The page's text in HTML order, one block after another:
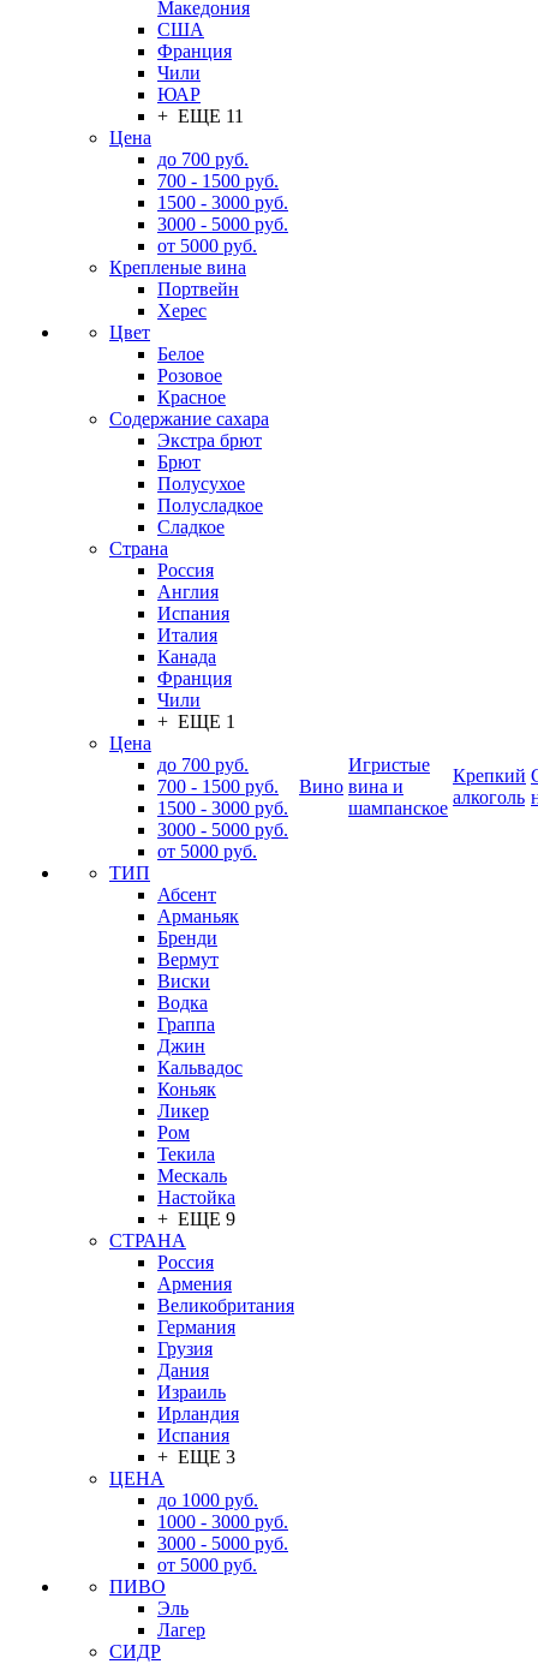
Македония
США
Франция
Чили
ЮАР
+ ЕЩЕ 11
Цена
до 700 руб.
700 - 1500 руб.
1500 - 3000 руб.
3000 - 5000 руб.
от 5000 руб.
Крепленые вина
Портвейн
Херес
Цвет
Белое
Розовое
Красное
Содержание сахара
Экстра брют
Брют
Полусухое
Полусладкое
Сладкое
Страна
Россия
Англия
Испания
Италия
Канада
Франция
Чили
+ ЕЩЕ 1
Цена
до 700 руб.
700 - 1500 руб.
1500 - 3000 руб.
3000 - 5000 руб.
от 5000 руб.
ТИП
Абсент
Арманьяк
Бренди
Вермут
Виски
Водка
Граппа
Джин
Кальвадос
Коньяк
Ликер
Ром
Текила
Мескаль
Настойка
+ ЕЩЕ 9
СТРАНА
Россия
Армения
Великобритания
Германия
Грузия
Дания
Израиль
Ирландия
Испания
+ ЕЩЕ 3
ЦЕНА
до 1000 руб.
1000 - 3000 руб.
3000 - 5000 руб.
от 5000 руб.
ПИВО
Эль
Лагер
СИДР
Вино
Игристые
вина и
шампанское
Крепкий
алкоголь